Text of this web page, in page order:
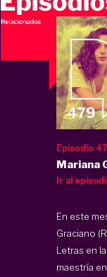
Episodio
Mariana
Ir al
En este
Graciano
Letras en
maestría